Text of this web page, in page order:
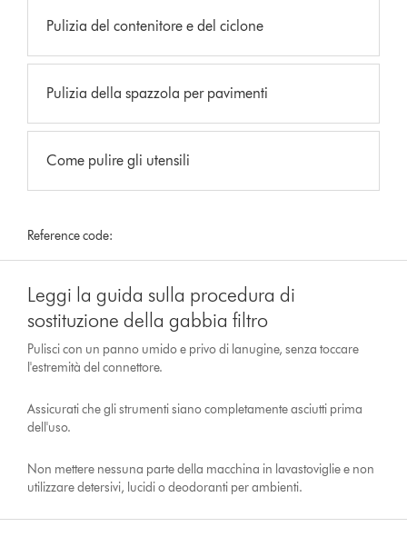
Pulizia del contenitore e del ciclone
Pulizia della spazzola per pavimenti
Come pulire gli utensili
Reference code:
Leggi la guida sulla procedura di
sostituzione della gabbia filtro
Pulisci con un panno umido e privo di lanugine, senza toccare
l'estremità del connettore.
Assicurati che gli strumenti siano completamente asciutti prima
dell'uso.
Non mettere nessuna parte della macchina in lavastoviglie e non
utilizzare detersivi, lucidi o deodoranti per ambienti.